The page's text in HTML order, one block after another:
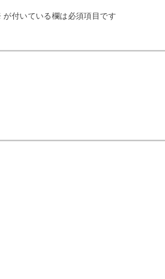
が付いている欄は必須項目です